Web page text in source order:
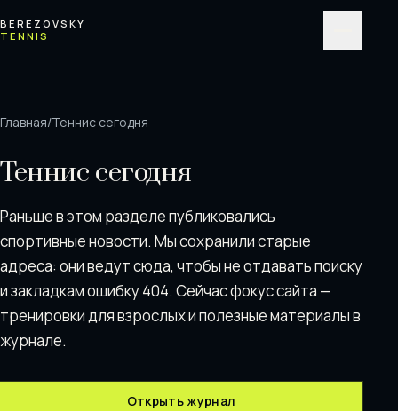
BEREZOVSKY
TENNIS
Главная/Теннис сегодня
Теннис сегодня
Раньше в этом разделе публиковались
спортивные новости. Мы сохранили старые
адреса: они ведут сюда, чтобы не отдавать поискy
и закладкам ошибку 404. Сейчас фокус сайта —
тренировки для взрослых и полезные материалы в
журнале.
Открыть журнал